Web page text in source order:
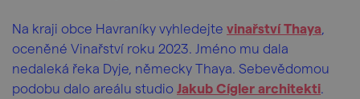
Na kraji obce Havraníky vyhledejte vinařství Thaya
oceněné Vinařství roku 2023. Jméno mu dala
nedaleká řeka Dyje, německy Thaya. Sebevědomou
podobu dalo areálu studio Jakub Cígler architekti.